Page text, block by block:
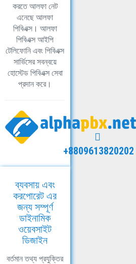
করতে আলফা নেট
এনেছে আলফা
পিবিএক্স। আলফা
পিবিএক্স আইপি
টেলিফোনি এবং পিবিএক্স
সার্ভিসের সবন্বয়ে
হোস্টেড পিবিএক্স সেবা
প্রদান করে।
+8809613820202
ব্যবসায় এবং
করপোরেট এর
জন্য সম্পূর্ণ
ডাইনামিক
ওয়েবসাইট
ডিজাইন
বর্তমান তথ্য প্রযুক্তির